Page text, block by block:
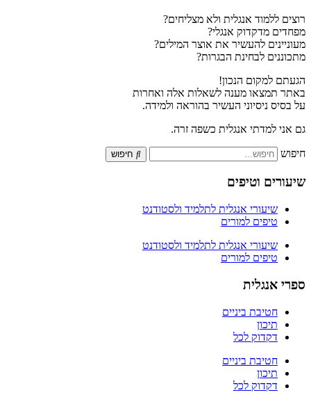
רוצים ללמוד אנגלית ולא מצליחים?
מפחדים מדקדוק אנגלי?
מעוניינים להעשיר את אוצר המילים?
מתכוננים לבחינת הבגרות?
הגעתם למקום הנכון!
באתר תמצאו מענה לשאלות אלה ואחרות
על בסיס ניסיוני העשיר בהוראה ולמידה.
גם אני למדתי אנגלית כשפה זרה.
חיפוש חיפוש
שיעורים וטיפים
שיעורי אנגלית לתלמיד ולסטודנט
טיפים למורים
שיעורי אנגלית לתלמיד ולסטודנט
טיפים למורים
ספרי אנגלית
חטיבת ביניים
תיכון
דקדוק לכל
חטיבת ביניים
תיכון
דקדוק לכל